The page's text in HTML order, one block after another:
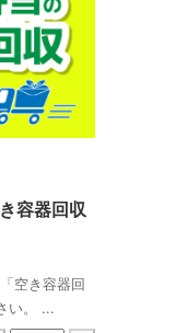
容器回収
空き容器回
い。 ...